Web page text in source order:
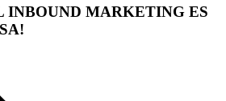
INBOUND MARKETING ES